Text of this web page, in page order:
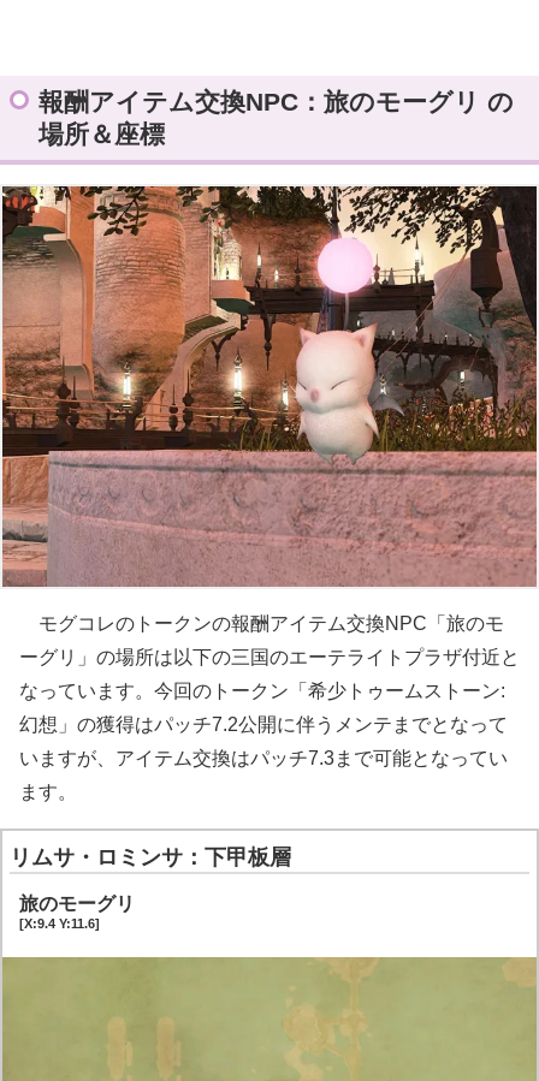
報酬アイテム交換NPC：旅のモーグリ の
場所＆座標
モグコレのトークンの報酬アイテム交換NPC「旅のモ
ーグリ」の場所は以下の三国のエーテライトプラザ付近と
なっています。今回のトークン「希少トゥームストーン:
幻想」の獲得はパッチ7.2公開に伴うメンテまでとなって
いますが、アイテム交換はパッチ7.3まで可能となってい
ます。
リムサ・ロミンサ：下甲板層
旅のモーグリ
[X:9.4 Y:11.6]